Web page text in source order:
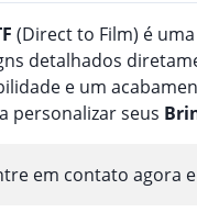
(Direct to Film) é
detalhados
e um
personalizar seus
em contato agora e